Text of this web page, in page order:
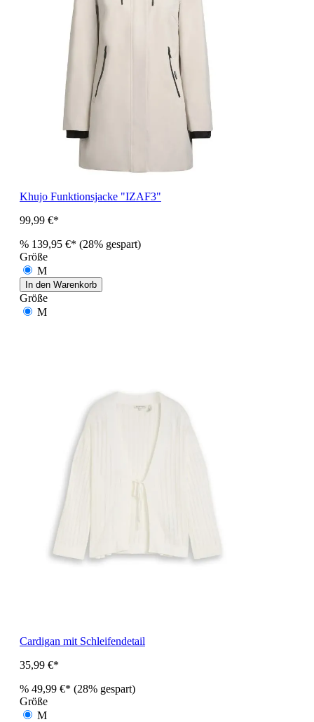
Khujo Funktionsjacke "IZAF3"
99,99 €*
% 139,95 €* (28% gespart)
Größe
M
In den Warenkorb
Größe
M
Cardigan mit Schleifendetail
35,99 €*
% 49,99 €* (28% gespart)
Größe
M